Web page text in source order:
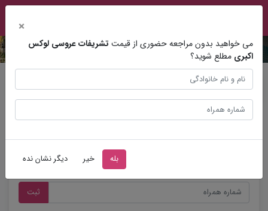
ثبت
×
می خواهید بدون مراجعه حضوری از قیمت تشریفات عروسی لوکس
اکبری مطلع شوید؟
بله خیر دیگر نشان نده